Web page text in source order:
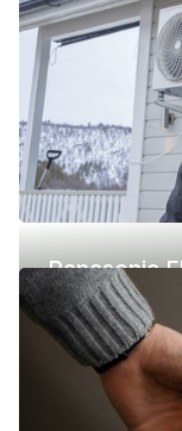
Panasonic
(-42 °C)